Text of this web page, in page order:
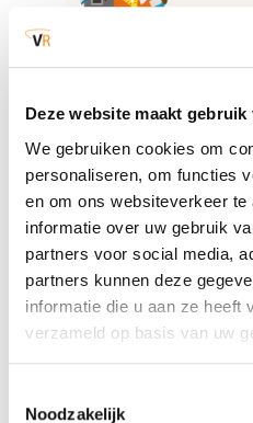
Deze website maakt gebruik
We gebruiken cookies om
personaliseren, om functies
en om ons websiteverkeer
informatie over uw gebruik
partners voor social media,
partners kunnen deze
informatie die u aan ze heeft
verzameld op basis van uw
Noodzakelijk
Op 26 maart 2015 stelde
(de 21 burgemeesters)
Brabant-Zuidoost
het voorkómen van
voor eigen
zelfredzaamheid en voor
overheden bij grote